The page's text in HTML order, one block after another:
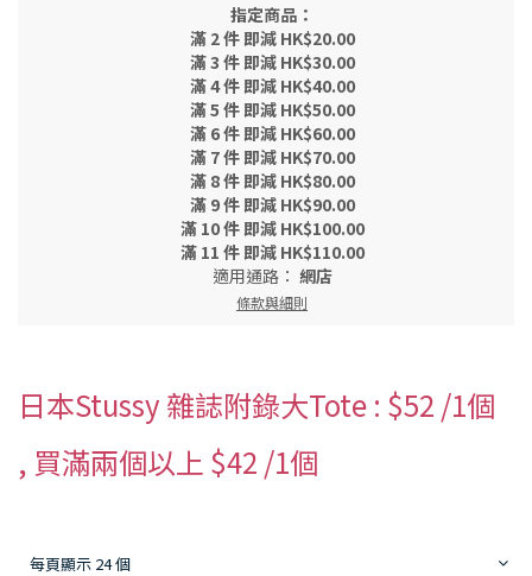
指定商品：
滿 2 件 即減 HK$20.00
滿 3 件 即減 HK$30.00
滿 4 件 即減 HK$40.00
滿 5 件 即減 HK$50.00
滿 6 件 即減 HK$60.00
滿 7 件 即減 HK$70.00
滿 8 件 即減 HK$80.00
滿 9 件 即減 HK$90.00
滿 10 件 即減 HK$100.00
滿 11 件 即減 HK$110.00
適用通路： 網店
條款與細則
日本Stussy 雜誌附錄大Tote : $52 /1個
, 買滿兩個以上 $42 /1個
每頁顯示 24 個